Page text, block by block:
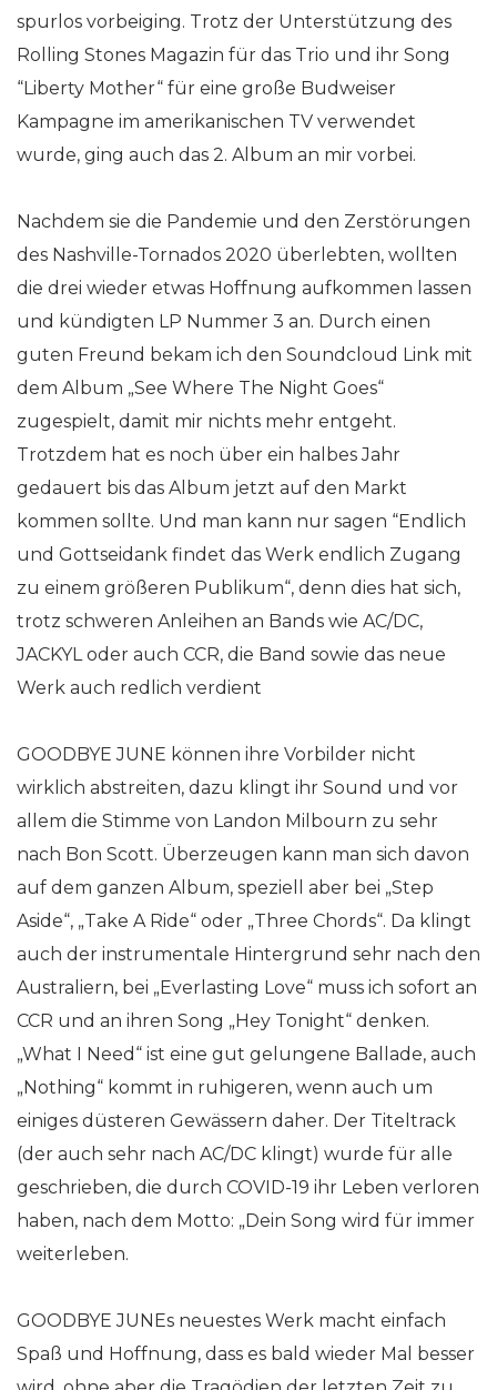
spurlos vorbeiging. Trotz der Unterstützung des
Rolling Stones Magazin für das Trio und ihr Song
“Liberty Mother“ für eine große Budweiser
Kampagne im amerikanischen TV verwendet
wurde, ging auch das 2. Album an mir vorbei.
Nachdem sie die Pandemie und den Zerstörungen
des Nashville-Tornados 2020 überlebten, wollten
die drei wieder etwas Hoffnung aufkommen lassen
und kündigten LP Nummer 3 an. Durch einen
guten Freund bekam ich den Soundcloud Link mit
dem Album „See Where The Night Goes“
zugespielt, damit mir nichts mehr entgeht.
Trotzdem hat es noch über ein halbes Jahr
gedauert bis das Album jetzt auf den Markt
kommen sollte. Und man kann nur sagen “Endlich
und Gottseidank findet das Werk endlich Zugang
zu einem größeren Publikum“, denn dies hat sich,
trotz schweren Anleihen an Bands wie AC/DC,
JACKYL oder auch CCR, die Band sowie das neue
Werk auch redlich verdient
GOODBYE JUNE können ihre Vorbilder nicht
wirklich abstreiten, dazu klingt ihr Sound und vor
allem die Stimme von Landon Milbourn zu sehr
nach Bon Scott. Überzeugen kann man sich davon
auf dem ganzen Album, speziell aber bei „Step
Aside“, „Take A Ride“ oder „Three Chords“. Da klingt
auch der instrumentale Hintergrund sehr nach den
Australiern, bei „Everlasting Love“ muss ich sofort an
CCR und an ihren Song „Hey Tonight“ denken.
„What I Need“ ist eine gut gelungene Ballade, auch
„Nothing“ kommt in ruhigeren, wenn auch um
einiges düsteren Gewässern daher. Der Titeltrack
(der auch sehr nach AC/DC klingt) wurde für alle
geschrieben, die durch COVID-19 ihr Leben verloren
haben, nach dem Motto: „Dein Song wird für immer
weiterleben.
GOODBYE JUNEs neuestes Werk macht einfach
Spaß und Hoffnung, dass es bald wieder Mal besser